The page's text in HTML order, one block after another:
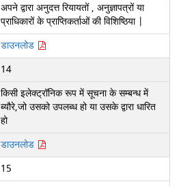
अपने द्वारा अनुदत्त रियायतों , अनुज्ञापत्रों या
प्राधिकारों के प्राप्तिकर्ताओं की विशिष्ठिया |
डाउनलोड
14
किसी इलेक्ट्रॉनिक रूप में सूचना के सम्बन्ध में
ब्यौरे,जो उसको उपलब्ध हो या उसके द्वारा धारित
हो
डाउनलोड
15